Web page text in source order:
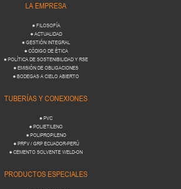
LA EMPRESA
● FILOSOFÍA
● ACTUALIDAD
● GESTIÓN INTEGRAL
● CÓDIGO DE ÉTICA
● POLÍTICA DE SOSTENIBILIDAD Y RSE
● EMISIÓN DE OBLIGACIONES
● BODEGAS A CIELO ABIERTO
TUBERÍAS Y CONEXIONES
● PVC
● POLIETILENO
● POLIPROPILENO
● PRFV / GRP ECUADOR-PERÚ
● CEMENTO SOLVENTE WELD-ON
PRODUCTOS ESPECIALES